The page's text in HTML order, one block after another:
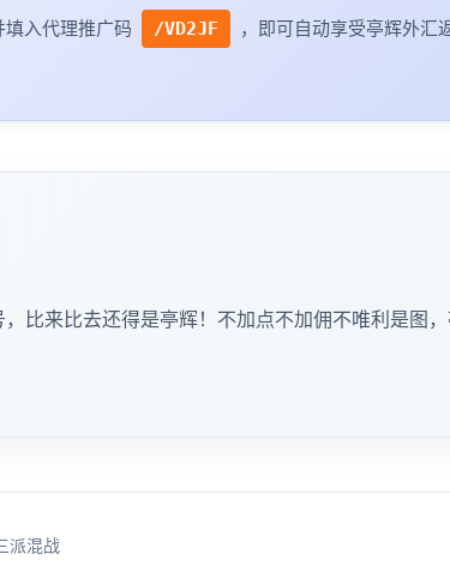
入代理推广码 /VD2JF
，即可自动享受亭辉外汇
比来比去还得是亭辉！不加点不加佣不唯利是图
派混战